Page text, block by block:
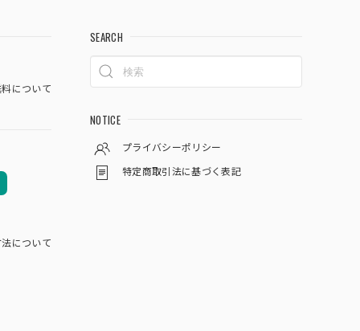
について
について
SEARCH
NOTICE
プライバシーポリシー
特定商取引法に基づく表記